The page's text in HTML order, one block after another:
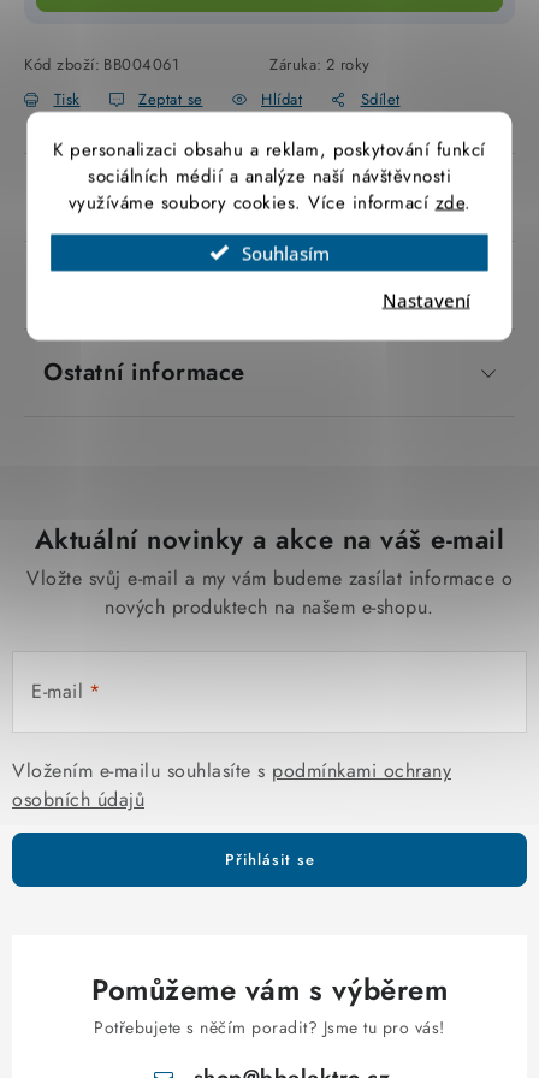
K personalizaci obsahu a reklam, poskytování funkcí
sociálních médií a analýze naší návštěvnosti
využíváme soubory cookies. Více informacízde.
Souhlasím
Nastavení
NÁŘADÍ
VÝPRODEJ
Položky bez zařazené kategorie dle výrobců
VÁNOCE
OSVĚTLENÍ
Kód zboží: BB004061 Záruka: 2 roky
Tisk
Zeptat se Hlídat Sdílet
Popis produktu
Ostatní informace
Aktuální novinky a akce na váš e-mail
Vložte svůj e-mail a my vám budeme zasílat informace o
nových produktech na našem e-shopu.
E-mail
Vložením e-mailu souhlasíte s podmínkami ochrany
osobních údajů
Přihlásit se
Pomůžeme vám s výběrem
Potřebujete s něčím poradit? Jsme tu pro vás!